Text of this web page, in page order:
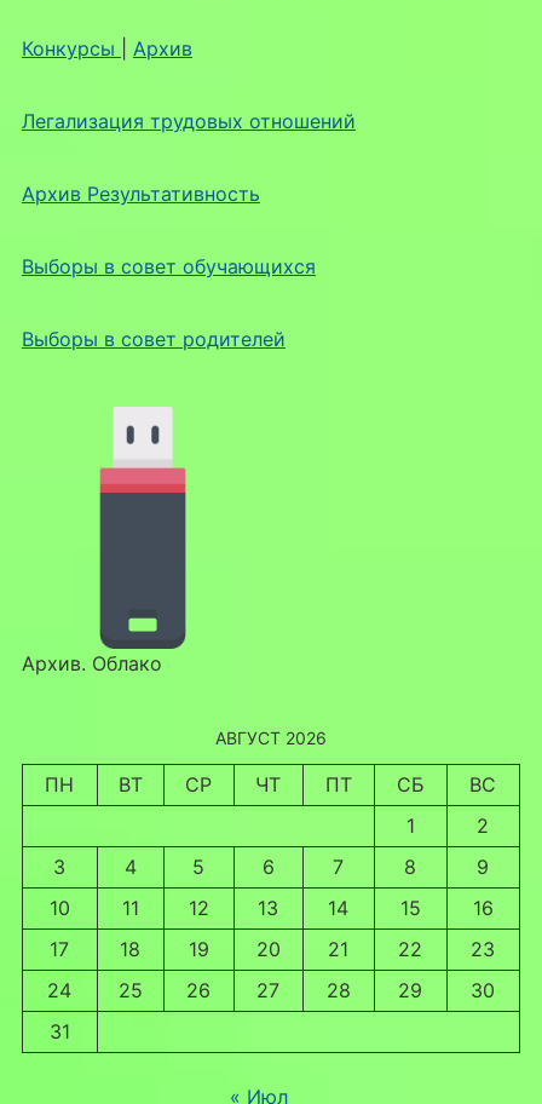
Конкурсы Архив
Легализация трудовых отношений
Архив Результативность
Выборы в совет обучающихся
Выборы в совет родителей
Архив. Облако
АВГУСТ 2026
ПН ВТ СР ЧТ ПТ СБ
ВС
1
2
3
4 5 6 7 8
9
10
11 12 13 14 15
16
17
18 19 20 21 22
23
24
25 26 27 28 29
30
31
« Июл